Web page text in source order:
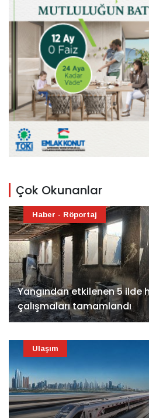
Çok Okunanlar
Yangından etkilenen 5 ilde
çalışmaları tamamlandı
Haber - Röportaj
Ulaşım